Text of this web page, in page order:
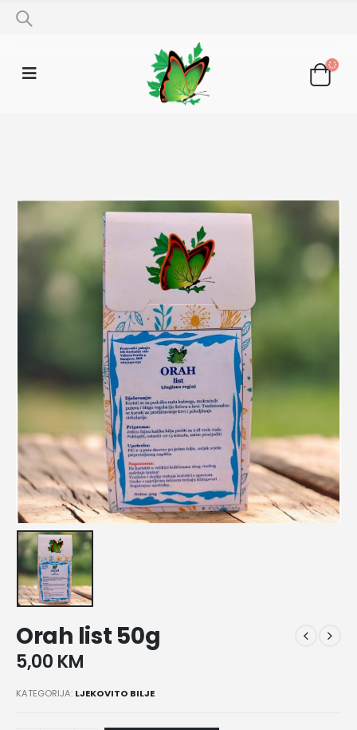
Orah list 50g
5,00 KM
KATEGORIJA: LJEKOVITO BILJE